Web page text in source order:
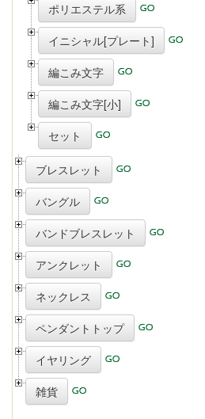
ポリエステル系
イニシャル[プレート]
編こみ文字
編こみ文字[小]
セット
ブレスレット
バングル
バンドブレスレット
アンクレット
ネックレス
ペンダントトップ
イヤリング
雑貨